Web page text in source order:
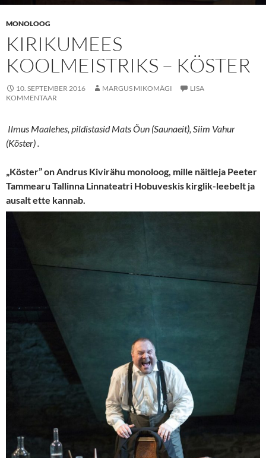
MONOLOOG
KIRIKUMEES
KOOLMEISTRIKS – KÖSTER
10. SEPTEMBER 2016 MARGUS MIKOMÄGI
LISA
KOMMENTAAR
Ilmus Maalehes, pildistasid Mats Õun (Saunaeit), Siim Vahur
(Köster) .
„Köster” on Andrus Kivirähu monoloog, mille näitleja Peeter
Tammearu Tallinna Linnateatri Hobuveskis kirglik-leebelt ja
ausalt ette kannab.